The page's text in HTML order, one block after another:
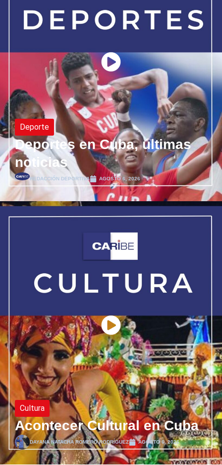
Deporte
Deportes en Cuba, últimas
noticias
REDACCIÓN DEPORTIVA AGOSTO 6, 2026
Cultura
Acontecer Cultural en Cuba
DAYANA NATACHA ROMERO RODRÍGUEZ AGOSTO 6, 2026